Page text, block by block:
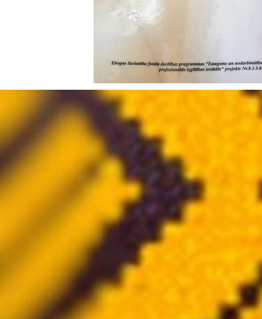
Atgriezties pie satura